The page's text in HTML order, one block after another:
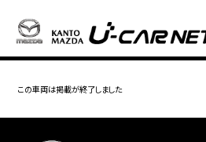
この車両は掲載が終了しました